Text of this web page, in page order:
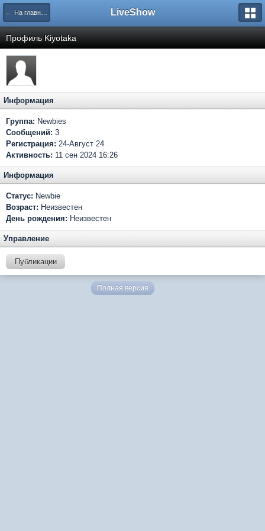
← На главную LiveShow
Профиль Kiyotaka
Информация
Группа: Newbies
Сообщений: 3
Регистрация: 24-Август 24
Активность: 11 сен 2024 16:26
Информация
Статус: Newbie
Возраст: Неизвестен
День рождения: Неизвестен
Управление
Публикации
Полная версия